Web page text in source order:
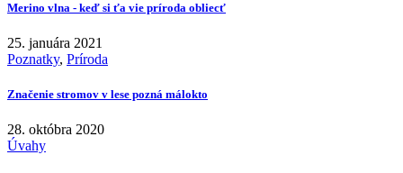
Merino vlna - keď si ťa vie príroda obliecť
25. januára 2021
Poznatky, Príroda
Značenie stromov v lese pozná málokto
28. októbra 2020
Úvahy